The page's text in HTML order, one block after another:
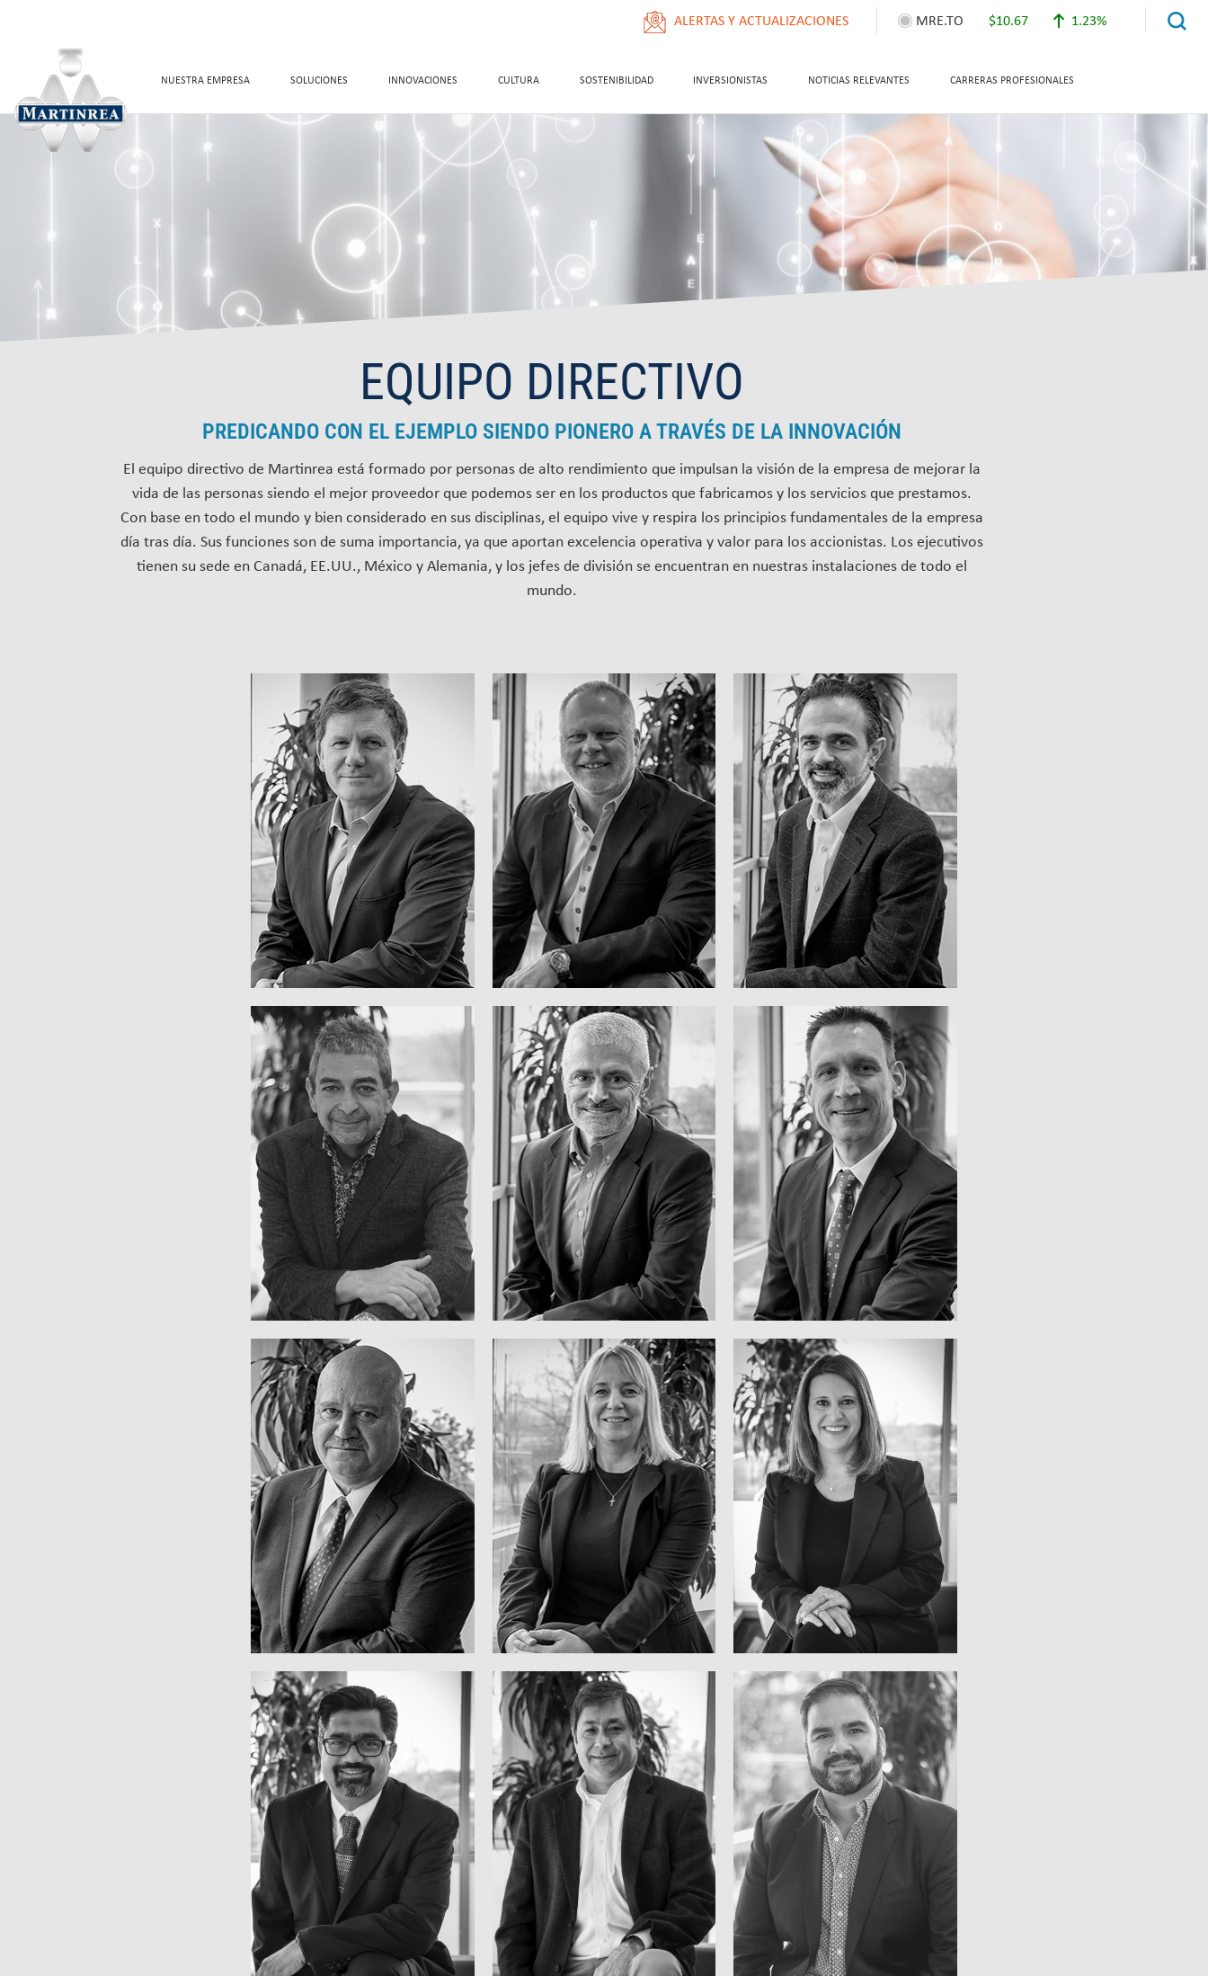
MRE.TO $10.67 1.23%
ALERTAS Y ACTUALIZACIONES
NUESTRA EMPRESA SOLUCIONES INNOVACIONES CULTURA SOSTENIBILIDAD INVERSIONISTAS NOTICIAS RELEVANTES CARRERAS PROFESIONALES
EQUIPO DIRECTIVO
PREDICANDO CON EL EJEMPLO SIENDO PIONERO A TRAVÉS DE LA INNOVACIÓN
El equipo directivo de Martinrea está formado por personas de alto rendimiento que impulsan la visión de la empresa de mejorar la
vida de las personas siendo el mejor proveedor que podemos ser en los productos que fabricamos y los servicios que prestamos.
Con base en todo el mundo y bien considerado en sus disciplinas, el equipo vive y respira los principios fundamentales de la empresa
día tras día. Sus funciones son de suma importancia, ya que aportan excelencia operativa y valor para los accionistas. Los ejecutivos
tienen su sede en Canadá, EE.UU., México y Alemania, y los jefes de división se encuentran en nuestras instalaciones de todo el
mundo.
PAT D'ERAMO
Consejero Delegado
ROBERT P.
WILDEBOER
Presidente Ejecutivo
FRED DI TOSTO
Presidente
ARMANDO PAGLIARI
Vicepresidente Ejecutivo
de Recursos Humanos
BRUCE JOHNSON
Vicepresidente Ejecutivo
de Desarrollo de la
Innovación de Martinrea
PETER CIRULIS
Director Financiero y
Responsable del Grupo
Comercial de Estructuras
Ligeras
LARRY PAINE
Vicepresidente Ejecutivo,
Unidad de Negocio de
Metalizados
KERRI POPE
Consejero General y
Secretario de Empresa
MEGAN HUNTER
Vicepresidente Ejecutivo
de Compras y Operaciones
de la Cadena de Suministro
GANESH IYER
Director de Tecnología
MIKE LEAL
Vicepresidente, Producción
Ajustada Corporativa
JUAN PEDRO
SANTOS
Vicepresidente Ejecutivo,
Unidad de Negocio de
Aluminio